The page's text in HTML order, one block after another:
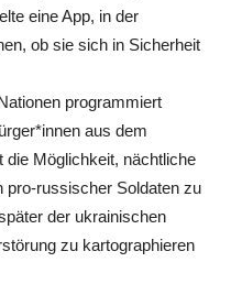
eine App, in der
ob sie sich in Sicherheit
programmiert
aus dem
die Möglichkeit, nächtliche
pro-russischer Soldaten zu
der ukrainischen
zu kartographieren